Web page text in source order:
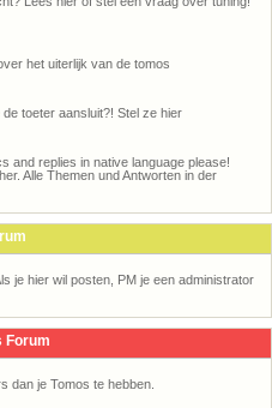
het uiterlijk van de tomos
toeter aansluit?! Stel ze hier
and replies in native language please!
Alle Themen und Antworten in der
je hier wil posten, PM je een administrator
Forum
dan je Tomos te hebben.